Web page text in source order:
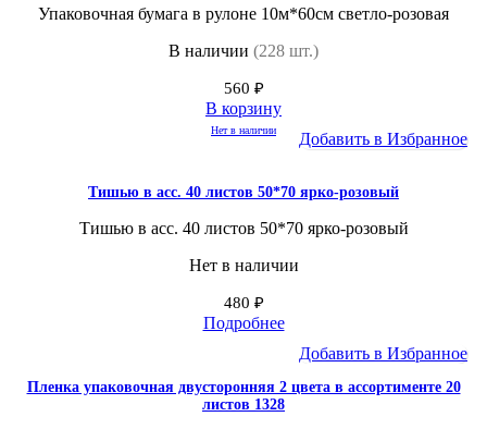
Упаковочная бумага в рулоне 10м*60см светло-розовая
В наличии (228 шт.)
560 ₽
В корзину
Нет в наличии Добавить в Избранное
Тишью в асс. 40 листов 50*70 ярко-розовый
Тишью в асс. 40 листов 50*70 ярко-розовый
Нет в наличии
480 ₽
Подробнее
Добавить в Избранное
Пленка упаковочная двусторонняя 2 цвета в ассортименте 20
листов 1328